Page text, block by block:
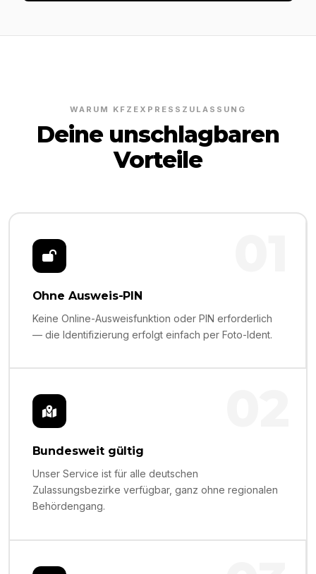
WARUM KFZEXPRESSZULASSUNG
Deine unschlagbaren
Vorteile
Ohne Ausweis-PIN
Keine Online-Ausweisfunktion oder PIN erforderlich
— die Identifizierung erfolgt einfach per Foto-Ident.
Bundesweit gültig
Unser Service ist für alle deutschen
Zulassungsbezirke verfügbar, ganz ohne regionalen
Behördengang.